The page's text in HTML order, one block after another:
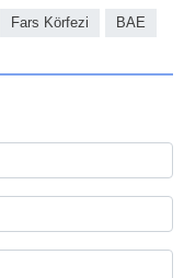
Fars Körfezi BAE